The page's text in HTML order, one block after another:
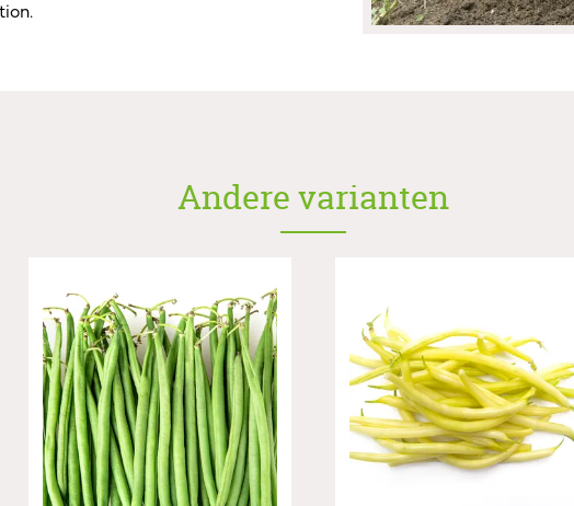
Andere varianten